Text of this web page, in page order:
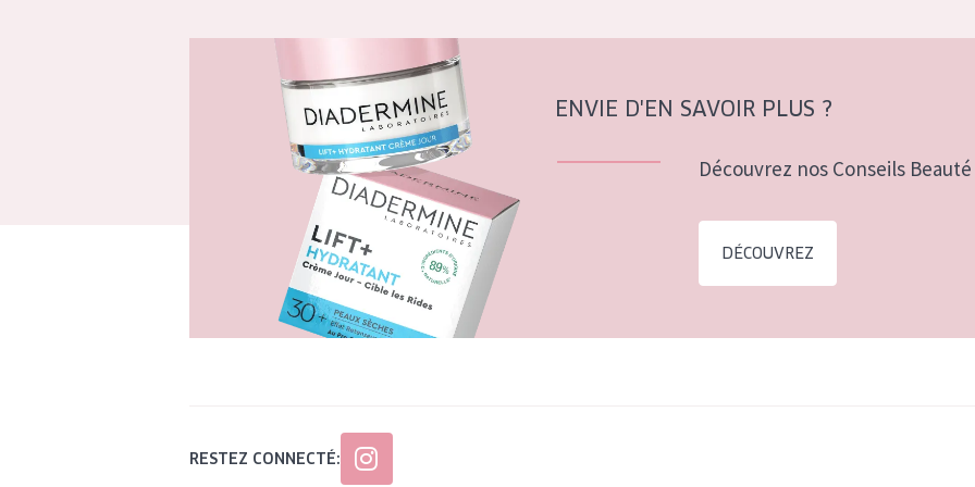
ENVIE D'EN SAVOIR PLUS ?
Découvrez nos Conseils
DÉCOUVREZ
RESTEZ CONNECTÉ: